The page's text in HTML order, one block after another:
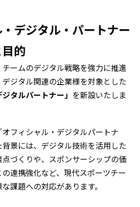
デジタル・パートナー
的
ームのデジタル戦略を強力に推進
ジタル関連の企業様を対象とした
タルパートナー」 を新設いたしま
フィシャル・デジタルパートナ
景には、デジタル技術を活用した
づくりや、スポンサーシップの価
連携強化など、現代スポーツチー
課題への対応があります。